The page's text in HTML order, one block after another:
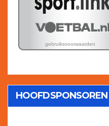
HOOFDSPONSOREN